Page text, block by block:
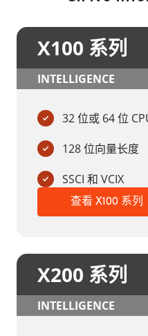
X100 系列
INTELLIGENCE
32 位或 64 位
128 位向量长度
SSCI 和 VCIX
查看 X100 系列
X200 系列
INTELLIGENCE